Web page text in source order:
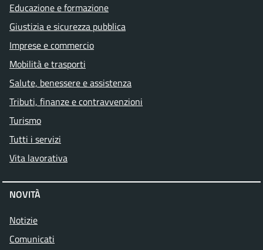
Educazione e formazione
Giustizia e sicurezza pubblica
Imprese e commercio
Mobilità e trasporti
Salute, benessere e assistenza
Tributi, finanze e contravvenzioni
Turismo
Tutti i servizi
Vita lavorativa
NOVITÀ
Notizie
Comunicati